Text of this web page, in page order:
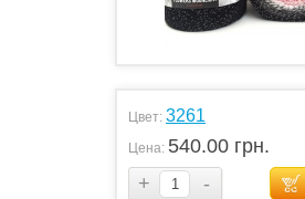
Цвет: 3261
Цена: 540.00 грн.
+
-